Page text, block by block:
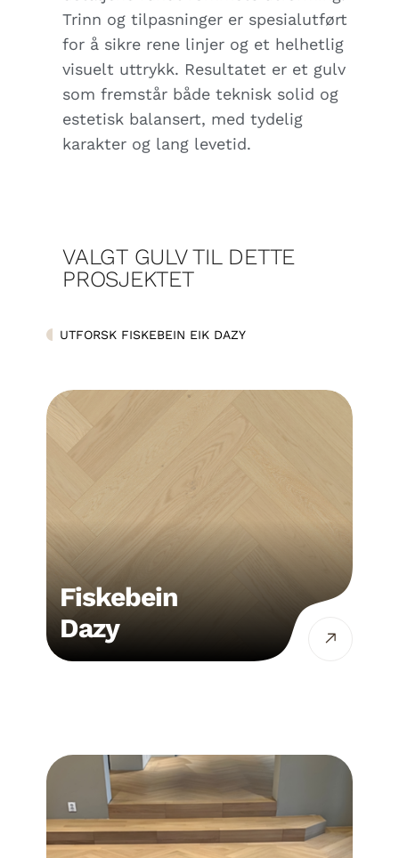
Trinn og tilpasninger er spesialutført
for å sikre rene linjer og et helhetlig
visuelt uttrykk. Resultatet er et gulv
som fremstår både teknisk solid og
estetisk balansert, med tydelig
karakter og lang levetid.
VALGT GULV TIL DETTE
PROSJEKTET
UTFORSK FISKEBEIN EIK DAZY
Fiskebein
Dazy